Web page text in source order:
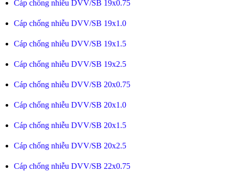
Cáp chống nhiễu DVV/SB 19x0.75
Cáp chống nhiễu DVV/SB 19x1.0
Cáp chống nhiễu DVV/SB 19x1.5
Cáp chống nhiễu DVV/SB 19x2.5
Cáp chống nhiễu DVV/SB 20x0.75
Cáp chống nhiễu DVV/SB 20x1.0
Cáp chống nhiễu DVV/SB 20x1.5
Cáp chống nhiễu DVV/SB 20x2.5
Cáp chống nhiễu DVV/SB 22x0.75